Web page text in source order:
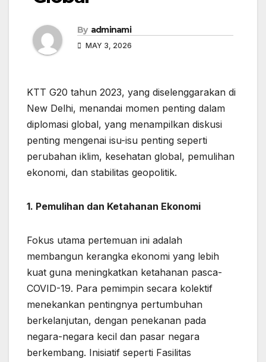
By adminami
MAY 3, 2026
KTT G20 tahun 2023, yang diselenggarakan di
New Delhi, menandai momen penting dalam
diplomasi global, yang menampilkan diskusi
penting mengenai isu-isu penting seperti
perubahan iklim, kesehatan global, pemulihan
ekonomi, dan stabilitas geopolitik.
1. Pemulihan dan Ketahanan Ekonomi
Fokus utama pertemuan ini adalah
membangun kerangka ekonomi yang lebih
kuat guna meningkatkan ketahanan pasca-
COVID-19. Para pemimpin secara kolektif
menekankan pentingnya pertumbuhan
berkelanjutan, dengan penekanan pada
negara-negara kecil dan pasar negara
berkembang. Inisiatif seperti Fasilitas